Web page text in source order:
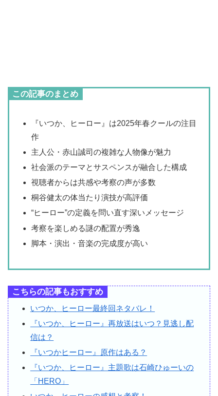
この記事のまとめ
『いつか、ヒーロー』は2025年春クールの注目
作
主人公・赤山誠司の複雑な人物像が魅力
社会派のテーマとサスペンスが融合した構成
視聴者からは共感や考察の声が多数
桐谷健太の体当たり演技が高評価
“ヒーロー”の定義を問い直す深いメッセージ
考察を楽しめる謎の配置が秀逸
脚本・演出・音楽の完成度が高い
こちらの記事もおすすめ
いつか、ヒーロー最終回ネタバレ！
『いつか、ヒーロー』再放送はいつ？見逃し配
信は？
『いつかヒーロー』原作はある？
『いつか、ヒーロー』主題歌は石崎ひゅーいの
「HERO」